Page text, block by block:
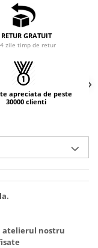
RETUR GRATUIT
zile timp de retur
apreciata de peste
30000 clienti
atelierul nostru